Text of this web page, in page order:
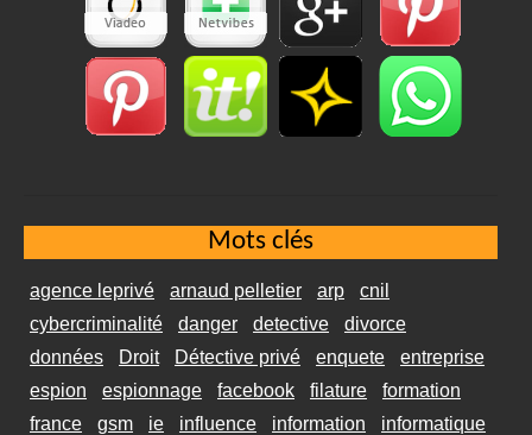
Mots clés
agence leprivé arnaud pelletier arp
cnil
cybercriminalité
danger detective
divorce
données
Droit Détective privé enquete
entreprise
espion
espionnage facebook filature
formation
france
gsm ie influence information informatique